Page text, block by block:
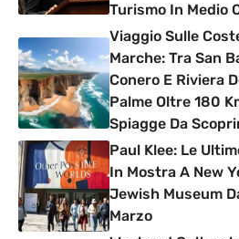
Turismo In Medio
Viaggio Sulle
Marche: Tra San
Conero E Riviera
Palme Oltre 180
Spiagge Da
Paul Klee: Le
In Mostra A New
Jewish Museum
Marzo